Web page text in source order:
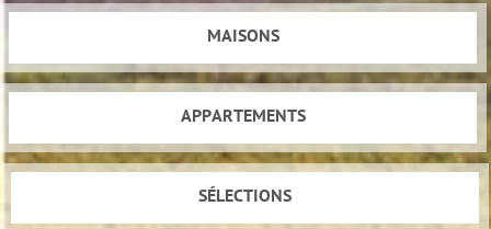
MAISONS
APPARTEMENTS
SÉLECTIONS